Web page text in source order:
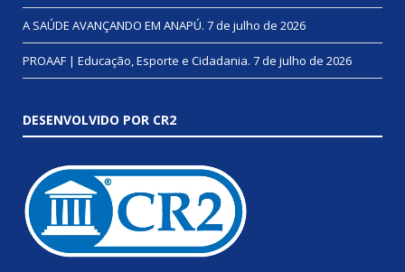
A SAÚDE AVANÇANDO EM ANAPÚ. 7 de julho de 2026
PROAAF | Educação, Esporte e Cidadania. 7 de julho de 2026
DESENVOLVIDO POR CR2